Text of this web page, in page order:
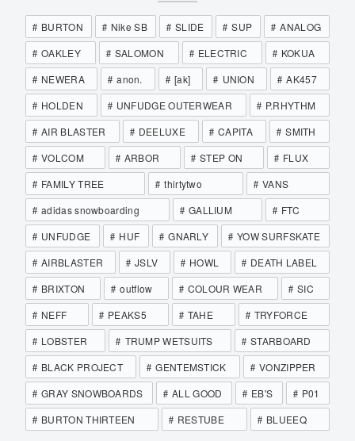
BURTON Nike SB SLIDE SUP
ANALOG
OAKLEY
SALOMON ELECTRIC
KOKUA
NEWERA
anon. [ak] UNION
AK457
HOLDEN
UNFUDGE OUTERWEAR
P.RHYTHM
AIR BLASTER
DEELUXE CAPITA
SMITH
VOLCOM
ARBOR STEP ON
FLUX
FAMILY TREE
thirtytwo
VANS
adidas snowboarding
GALLIUM
FTC
UNFUDGE
HUF GNARLY
YOW SURFSKATE
AIRBLASTER
JSLV HOWL
DEATH LABEL
BRIXTON
outflow COLOUR WEAR
SIC
NEFF
PEAKS5 TAHE
TRYFORCE
LOBSTER
TRUMP WETSUITS
STARBOARD
BLACK PROJECT
GENTEMSTICK
VONZIPPER
GRAY SNOWBOARDS
ALL GOOD EB'S
P01
BURTON THIRTEEN
RESTUBE BLUEEQ